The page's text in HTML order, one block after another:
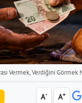
Vermek, Verdiğini Görmek
A- A+